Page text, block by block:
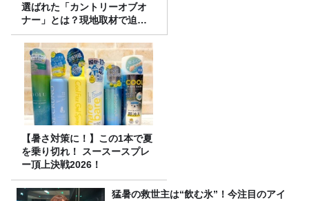
選ばれた「カントリーオブオ
ナー」とは？現地取材で迫る
選出の意味
【暑さ対策に！】この1本で夏
を乗り切れ！ スースースプレ
ー頂上決戦2026！
猛暑の救世主は“飲む氷”！今注目のアイ